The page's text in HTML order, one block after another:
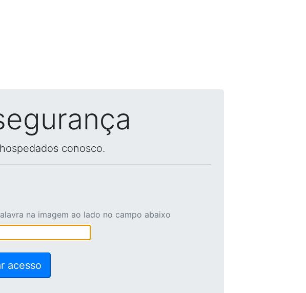
conosco.
na imagem ao lado no campo abaixo